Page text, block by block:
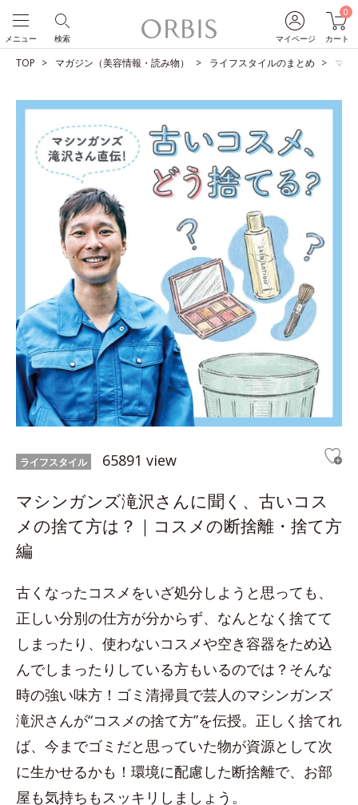
マイページ
0
カート
検索
メニュー
TOP マガジン（美容情報・読み物） ライフスタイルのまとめ マシ
ライフスタイル 65891 view
マシンガンズ滝沢さんに聞く、古いコス
メの捨て方は？｜コスメの断捨離・捨て方
編
古くなったコスメをいざ処分しようと思っても、
正しい分別の仕方が分からず、なんとなく捨てて
しまったり、使わないコスメや空き容器をため込
んでしまったりしている方もいるのでは？そんな
時の強い味方！ゴミ清掃員で芸人のマシンガンズ
滝沢さんが“コスメの捨て方”を伝授。正しく捨てれ
ば、今までゴミだと思っていた物が資源として次
に生かせるかも！環境に配慮した断捨離で、お部
屋も気持ちもスッキリしましょう。